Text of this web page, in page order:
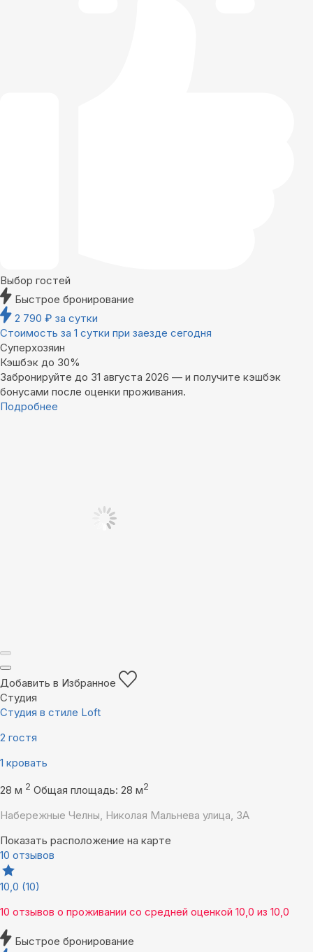
Выбор гостей
Быстрое бронирование
2 790 ₽ за сутки
Стоимость за 1 сутки при заезде сегодня
Суперхозяин
Кэшбэк до 30%
Забронируйте до 31 августа 2026 — и получите кэшбэк
бонусами после оценки проживания.
Подробнее
Добавить в Избранное
Студия
Студия в стиле Loft
2 гостя
1 кровать
28 м 2 Общая площадь: 28 м2
Набережные Челны, Николая Мальнева улица, 3А
Показать расположение на карте
10 отзывов
10,0 (10)
10 отзывов о проживании со средней оценкой 10,0 из 10,0
Быстрое бронирование